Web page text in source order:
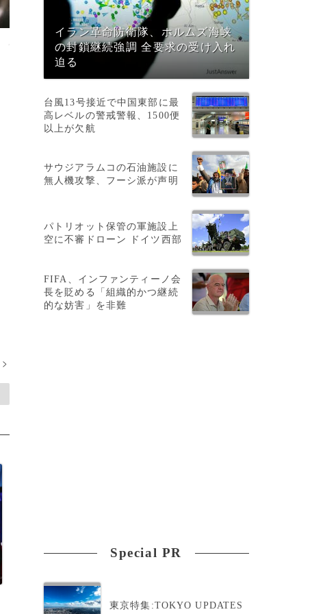
>
イラン革命防衛隊、ホルムズ海峡
の封鎖継続強調 全要求の受け入れ
迫る
台風13号接近で中国東部に最
高レベルの警戒警報、1500便
以上が欠航
サウジアラムコの石油施設に
無人機攻撃、フーシ派が声明
パトリオット保管の軍施設上
空に不審ドローン ドイツ西部
FIFA、インファンティーノ会
長を貶める「組織的かつ継続
的な妨害」を非難
Special PR
東京特集:TOKYO UPDATES